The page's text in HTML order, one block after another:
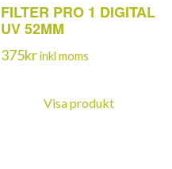
FILTER PRO 1 DIGITAL
UV 52MM
375krinkl moms
Visa produkt